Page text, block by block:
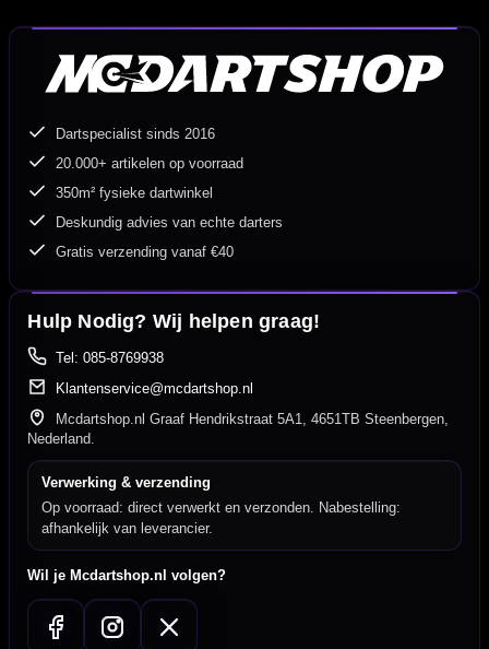
Dartspecialist sinds 2016
20.000+ artikelen op voorraad
350m² fysieke dartwinkel
Deskundig advies van echte darters
Gratis verzending vanaf €40
Hulp Nodig? Wij helpen graag!
Tel: 085-8769938
Klantenservice@mcdartshop.nl
Mcdartshop.nl Graaf Hendrikstraat 5A1, 4651TB Steenbergen,
Nederland.
Verwerking & verzending
Op voorraad: direct verwerkt en verzonden. Nabestelling:
afhankelijk van leverancier.
Wil je Mcdartshop.nl volgen?